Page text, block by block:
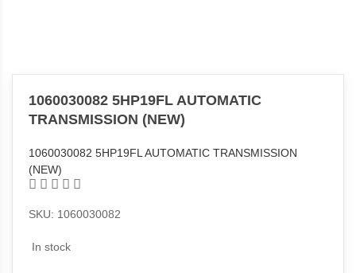
1060030082 5HP19FL AUTOMATIC
TRANSMISSION (NEW)
1060030082 5HP19FL AUTOMATIC TRANSMISSION
(NEW)
SKU: 1060030082
In stock